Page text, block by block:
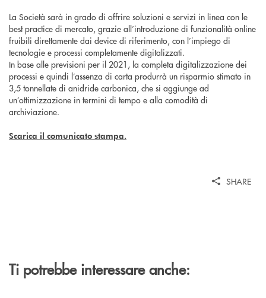
La Società sarà in grado di offrire soluzioni e servizi in linea con le
best practice di mercato, grazie all’introduzione di funzionalità online
fruibili direttamente dai device di riferimento, con l’impiego di
tecnologie e processi completamente digitalizzati.
In base alle previsioni per il 2021, la completa digitalizzazione dei
processi e quindi l’assenza di carta produrrà un risparmio stimato in
3,5 tonnellate di anidride carbonica, che si aggiunge ad
un’ottimizzazione in termini di tempo e alla comodità di
archiviazione.
Scarica il comunicato stampa.
SHARE
Ti potrebbe interessare anche: